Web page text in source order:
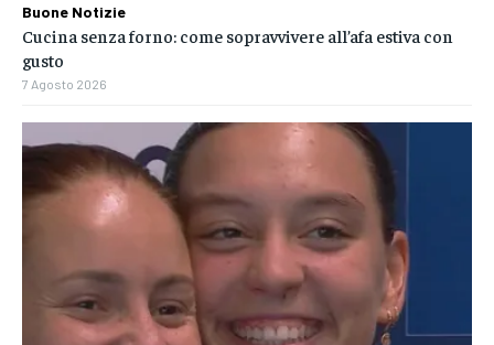
Buone Notizie
Cucina senza forno: come sopravvivere all’afa estiva con
gusto
7 Agosto 2026